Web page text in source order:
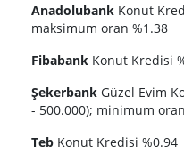
Anadolubank Konut
maksimum oran %1.38
Fibabank Konut Kredisi
Şekerbank Güzel Evim
- 500.000); minimum
Teb Konut Kredisi %0.94